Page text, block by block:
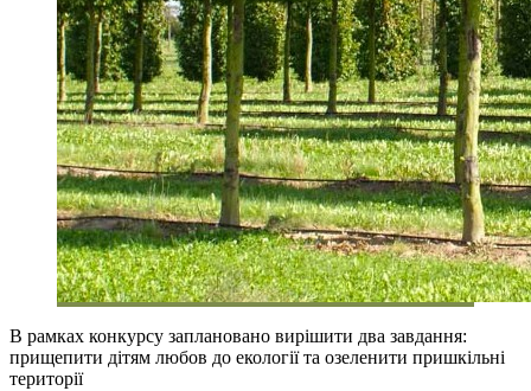
В рамках конкурсу заплановано вирішити два завдання:
прищепити дітям любов до екології та озеленити пришкільні
території